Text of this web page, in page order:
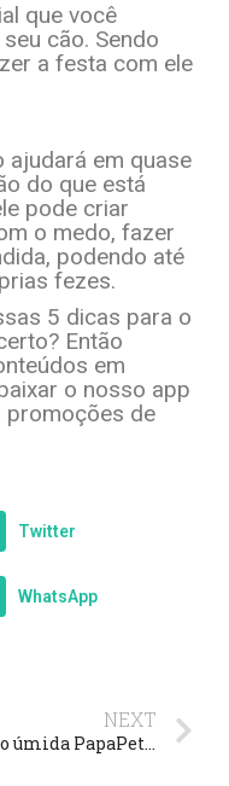
que você
cão. Sendo
a festa com ele
ajudará em quase
do que está
pode criar
o medo, fazer
podendo até
fezes.
5 dicas para o
Então
em
o nosso app
promoções de
Twitter
WhatsApp
NEXT
Ração úmida PapaPets compre 3 leve 4 *RoyalPets